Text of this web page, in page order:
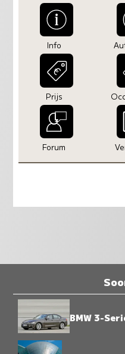
Info
Prijs
Forum
BMW 3-